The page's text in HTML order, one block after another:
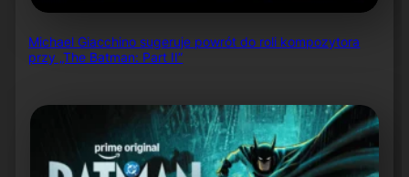
Michael Giacchino sugeruje powrót do roli kompozytora
przy „The Batman: Part II”